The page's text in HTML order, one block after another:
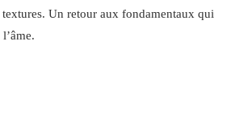
Un retour aux fondamentaux qui